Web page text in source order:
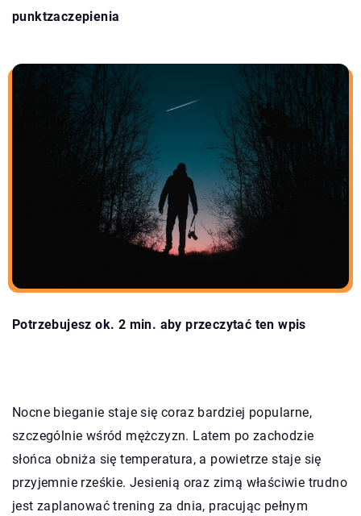
punktzaczepienia
Potrzebujesz ok. 2 min. aby przeczytać ten wpis
Nocne bieganie staje się coraz bardziej popularne,
szczególnie wśród mężczyzn. Latem po zachodzie
słońca obniża się temperatura, a powietrze staje się
przyjemnie rześkie. Jesienią oraz zimą właściwie trudno
jest zaplanować trening za dnia, pracując pełnym